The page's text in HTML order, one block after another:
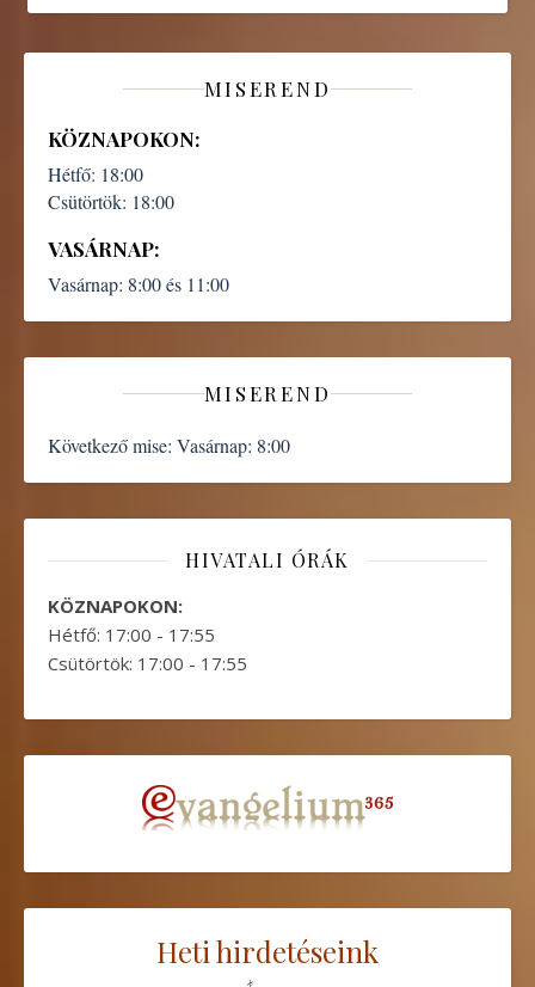
MISEREND
KÖZNAPOKON:
Hétfő: 18:00
Csütörtök: 18:00
VASÁRNAP:
Vasárnap: 8:00 és 11:00
MISEREND
Következő mise: Vasárnap: 8:00
HIVATALI ÓRÁK
KÖZNAPOKON:
Hétfő: 17:00 - 17:55
Csütörtök: 17:00 - 17:55
Heti hirdetéseink